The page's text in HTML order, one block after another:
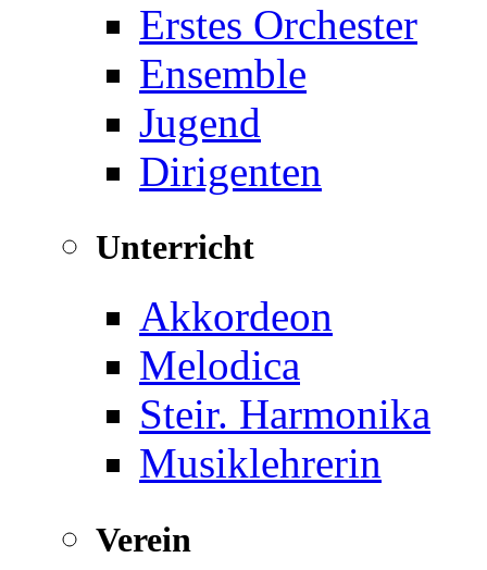
Erstes Orchester
Ensemble
Jugend
Dirigenten
Unterricht
Akkordeon
Melodica
Steir. Harmonika
Musiklehrerin
Verein